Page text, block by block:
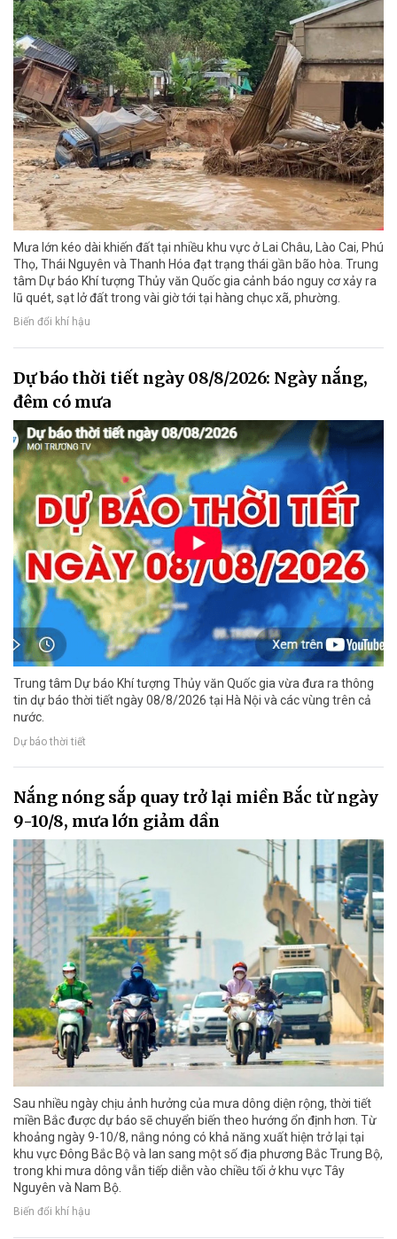
Mưa lớn kéo dài khiến đất tại nhiều khu vực ở Lai Châu, Lào Cai, Phú
Thọ, Thái Nguyên và Thanh Hóa đạt trạng thái gần bão hòa. Trung
tâm Dự báo Khí tượng Thủy văn Quốc gia cảnh báo nguy cơ xảy ra
lũ quét, sạt lở đất trong vài giờ tới tại hàng chục xã, phường.
Biến đổi khí hậu
Dự báo thời tiết ngày 08/8/2026: Ngày nắng,
đêm có mưa
Trung tâm Dự báo Khí tượng Thủy văn Quốc gia vừa đưa ra thông
tin dự báo thời tiết ngày 08/8/2026 tại Hà Nội và các vùng trên cả
nước.
Dự báo thời tiết
Nắng nóng sắp quay trở lại miền Bắc từ ngày
9-10/8, mưa lớn giảm dần
Sau nhiều ngày chịu ảnh hưởng của mưa dông diện rộng, thời tiết
miền Bắc được dự báo sẽ chuyển biến theo hướng ổn định hơn. Từ
khoảng ngày 9-10/8, nắng nóng có khả năng xuất hiện trở lại tại
khu vực Đông Bắc Bộ và lan sang một số địa phương Bắc Trung Bộ,
trong khi mưa dông vẫn tiếp diễn vào chiều tối ở khu vực Tây
Nguyên và Nam Bộ.
Biến đổi khí hậu